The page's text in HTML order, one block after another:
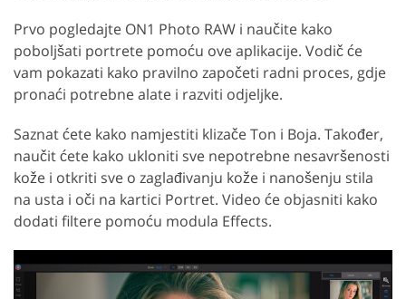
Prvo pogledajte ON1 Photo RAW i naučite kako
poboljšati portrete pomoću ove aplikacije. Vodič će
vam pokazati kako pravilno započeti radni proces, gdje
pronaći potrebne alate i razviti odjeljke.
Saznat ćete kako namjestiti klizače Ton i Boja. Također,
naučit ćete kako ukloniti sve nepotrebne nesavršenosti
kože i otkriti sve o zaglađivanju kože i nanošenju stila
na usta i oči na kartici Portret. Video će objasniti kako
dodati filtere pomoću modula Effects.